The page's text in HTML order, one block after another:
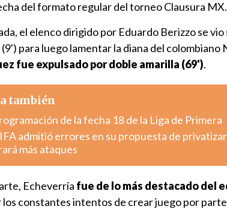
del formato regular del torneo Clausura MX.
el elenco dirigido por Eduardo Berizzo se
para luego lamentar la diana del colombiano
fue expulsado por doble amarilla (69').
también
de la fecha 18 de la Liga de Primera
admitió errores en su propuesta de
más ataques
Echeverría fue de lo más destacado del
los constantes intentos de crear juego por